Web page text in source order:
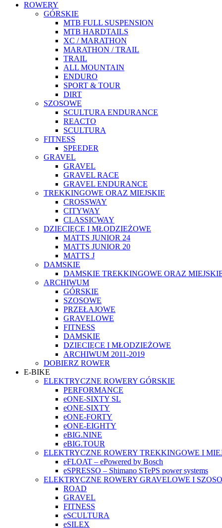
ROWERY
GÓRSKIE
MTB FULL SUSPENSION
MTB HARDTAILS
XC / MARATHON
MARATHON / TRAIL
TRAIL
ALL MOUNTAIN
ENDURO
SPORT & TOUR
DIRT
SZOSOWE
SCULTURA ENDURANCE
REACTO
SCULTURA
FITNESS
SPEEDER
GRAVEL
GRAVEL
GRAVEL RACE
GRAVEL ENDURANCE
TREKKINGOWE ORAZ MIEJSKIE
CROSSWAY
CITYWAY
CLASSICWAY
DZIECIĘCE I MŁODZIEŻOWE
MATTS JUNIOR 24
MATTS JUNIOR 20
MATTS J
DAMSKIE
DAMSKIE TREKKINGOWE ORAZ
ARCHIWUM
GÓRSKIE
SZOSOWE
PRZEŁAJOWE
GRAVELOWE
FITNESS
DAMSKIE
DZIECIĘCE I MŁODZIEŻOWE
ARCHIWUM 2011-2019
DOBIERZ ROWER
E-BIKE
ELEKTRYCZNE ROWERY GÓRSKIE
PERFORMANCE
eONE-SIXTY SL
eONE-SIXTY
eONE-FORTY
eONE-EIGHTY
eBIG.NINE
eBIG.TOUR
ELEKTRYCZNE ROWERY TREKKINGOWE I
eFLOAT – ePowered by Bosch
eSPRESSO – Shimano STePS power systems
ELEKTRYCZNE ROWERY GRAVELOWE I
ROAD
GRAVEL
FITNESS
eSCULTURA
eSILEX